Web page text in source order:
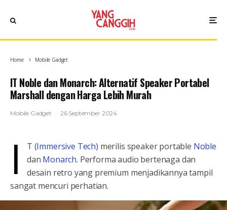
Home Mobile Gadget
IT Noble dan Monarch: Alternatif Speaker Portabel
Marshall dengan Harga Lebih Murah
Mobile Gadget · 26 September 2024
I T (Immersive Tech) merilis speaker portable Noble
dan Monarch. Performa audio bertenaga dan
desain retro yang premium menjadikannya tampil
sangat mencuri perhatian.